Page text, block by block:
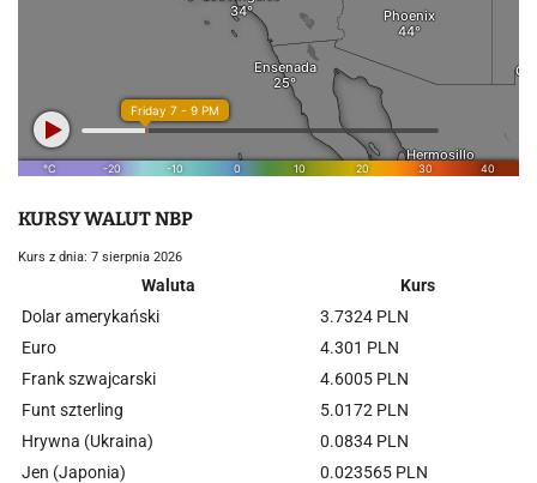
KURSY WALUT NBP
Kurs z dnia: 7 sierpnia 2026
Waluta
Kurs
Dolar amerykański
3.7324 PLN
Euro
4.301 PLN
Frank szwajcarski
4.6005 PLN
Funt szterling
5.0172 PLN
Hrywna (Ukraina)
0.0834 PLN
Jen (Japonia)
0.023565 PLN